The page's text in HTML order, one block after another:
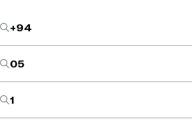
+94
05
1